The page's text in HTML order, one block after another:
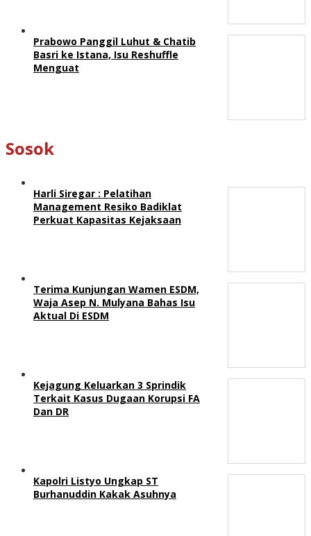
Prabowo Panggil Luhut & Chatib
Basri ke Istana, Isu Reshuffle
Menguat
Sosok
Harli Siregar : Pelatihan
Management Resiko Badiklat
Perkuat Kapasitas Kejaksaan
Terima Kunjungan Wamen ESDM,
Waja Asep N. Mulyana Bahas Isu
Aktual Di ESDM
Kejagung Keluarkan 3 Sprindik
Terkait Kasus Dugaan Korupsi FA
Dan DR
Kapolri Listyo Ungkap ST
Burhanuddin Kakak Asuhnya